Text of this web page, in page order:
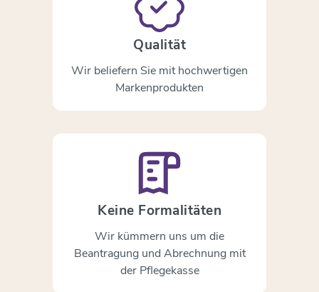
Qualität
Wir beliefern Sie mit hochwertigen
Markenprodukten
Keine Formalitäten
Wir kümmern uns um die
Beantragung und Abrechnung mit
der Pflegekasse